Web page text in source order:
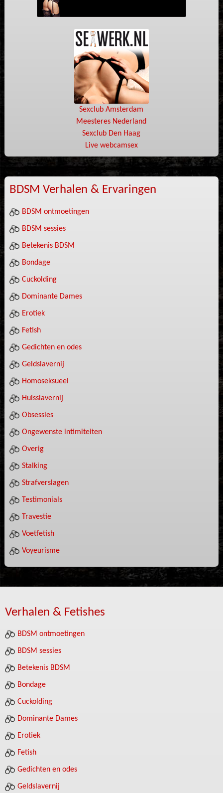
Sexclub Amsterdam
Meesteres Nederland
Sexclub Den Haag
Live webcamsex
BDSM Verhalen & Ervaringen
BDSM ontmoetingen
BDSM sessies
Betekenis BDSM
Bondage
Cuckolding
Dominante Dames
Erotiek
Fetish
Gedichten en odes
Geldslavernij
Homoseksueel
Huisslavernij
Obsessies
Ongewenste intimiteiten
Overig
Stalking
Strafverslagen
Testimonials
Travestie
Voetfetish
Voyeurisme
Verhalen & Fetishes
BDSM ontmoetingen
BDSM sessies
Betekenis BDSM
Bondage
Cuckolding
Dominante Dames
Erotiek
Fetish
Gedichten en odes
Geldslavernij